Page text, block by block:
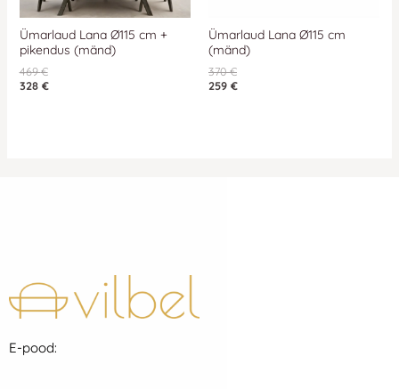
Ümarlaud Lana Ø115 cm +
pikendus (mänd)
469€
328 €
Ümarlaud Lana Ø115 cm
(mänd)
370€
259 €
E-pood: